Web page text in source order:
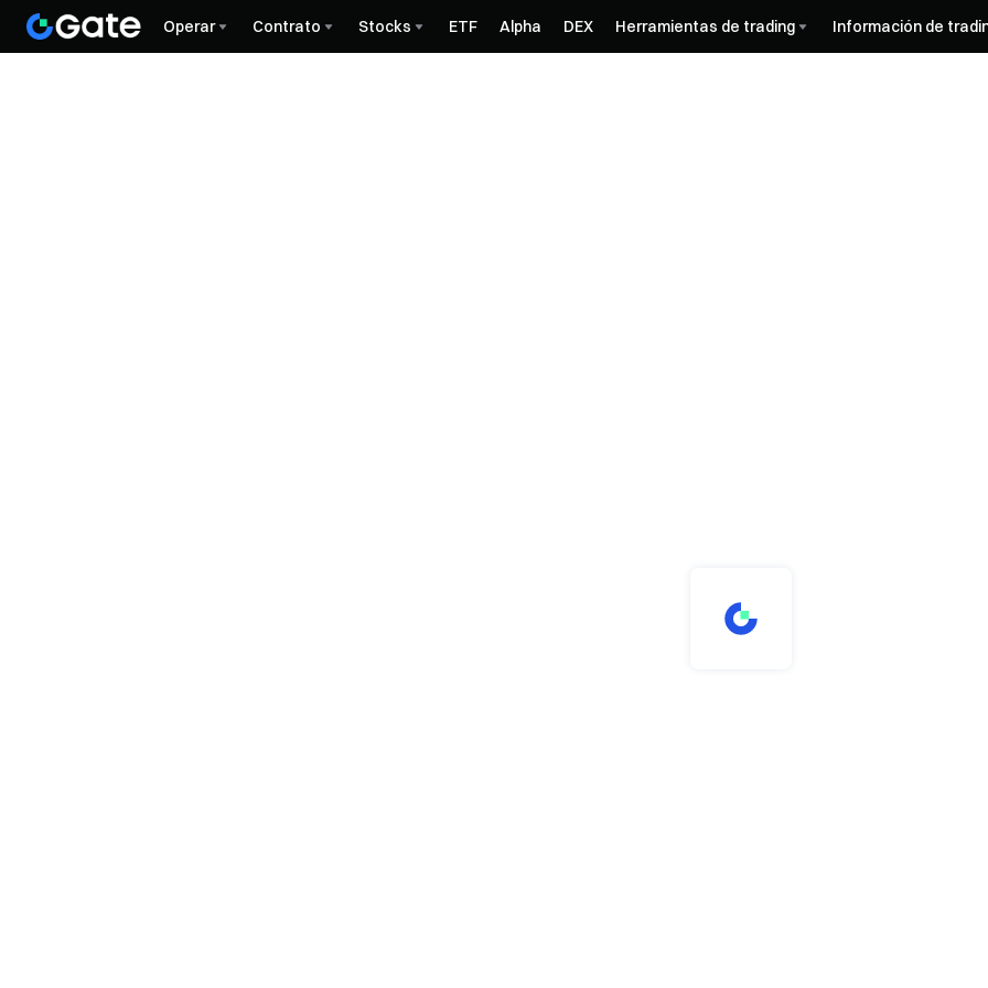
Operar Contrato Stocks ETF Alpha DEX Herramientas de trading Información de